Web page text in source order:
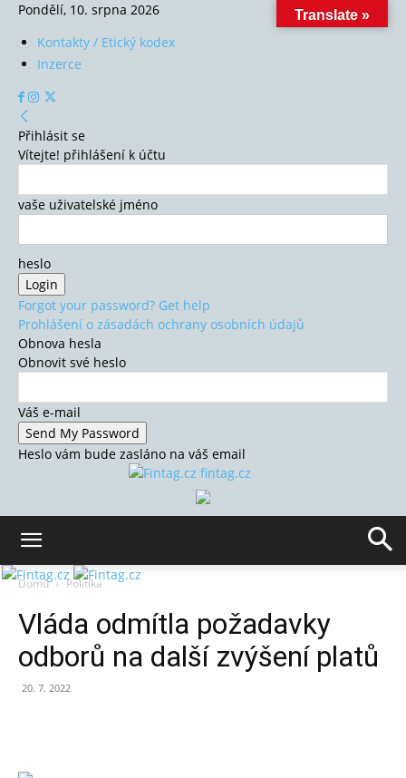
Pondělí, 10. srpna 2026
Kontakty / Etický kodex
Inzerce
Přihlásit se
Vítejte! přihlášení k účtu
vaše uživatelské jméno
heslo
Forgot your password? Get help
Prohlášení o zásadách ochrany osobních údajů
Obnova hesla
Obnovit své heslo
Váš e-mail
Heslo vám bude zasláno na váš email
fintag.cz
Domů Politika
Vláda odmítla požadavky
odborů na další zvýšení platů
20. 7. 2022
Translate »